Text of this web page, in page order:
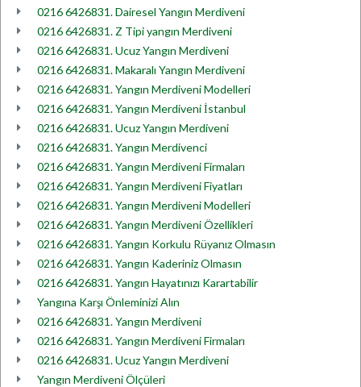
0216 6426831. Dairesel Yangın Merdiveni
0216 6426831. Z Tipi yangın Merdiveni
0216 6426831. Ucuz Yangın Merdiveni
0216 6426831. Makaralı Yangın Merdiveni
0216 6426831. Yangın Merdiveni Modelleri
0216 6426831. Yangın Merdiveni İstanbul
0216 6426831. Ucuz Yangın Merdiveni
0216 6426831. Yangın Merdivenci
0216 6426831. Yangın Merdiveni Firmaları
0216 6426831. Yangın Merdiveni Fiyatları
0216 6426831. Yangın Merdiveni Modelleri
0216 6426831. Yangın Merdiveni Özellikleri
0216 6426831. Yangın Korkulu Rüyanız Olmasın
0216 6426831. Yangın Kaderiniz Olmasın
0216 6426831. Yangın Hayatınızı Karartabilir
Yangına Karşı Önleminizi Alın
0216 6426831. Yangın Merdiveni
0216 6426831. Yangın Merdiveni Firmaları
0216 6426831. Ucuz Yangın Merdiveni
Yangın Merdiveni Ölçüleri